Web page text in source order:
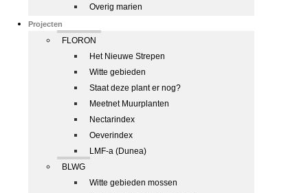
Overig marien
Projecten
FLORON
Het Nieuwe Strepen
Witte gebieden
Staat deze plant er nog?
Meetnet Muurplanten
Nectarindex
Oeverindex
LMF-a (Dunea)
BLWG
Witte gebieden mossen